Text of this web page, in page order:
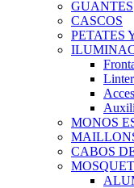
GUANTES
CASCOS
PETATES
MONOS
CABOS